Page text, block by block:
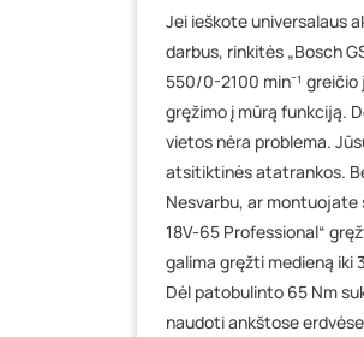
Jei ieškote universalaus
darbus, rinkitės „Bosch
550/0-2100 min⁻¹
gręžimo į mūrą funkciją.
vietos nėra problema.
atsitiktinės atatrankos.
Nesvarbu, ar
18V-65 Professional“
galima gręžti medieną iki
Dėl patobulinto 65 Nm
naudoti ankštose